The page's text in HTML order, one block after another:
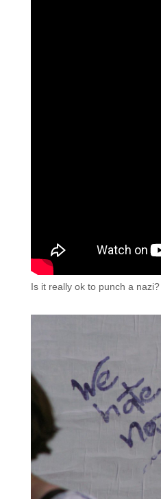
Is it really ok to punch a nazi?